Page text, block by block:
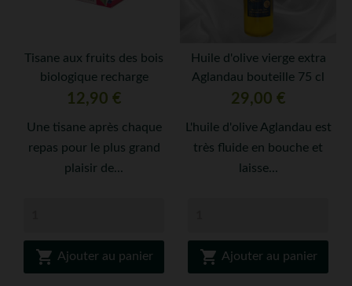
Tisane aux fruits des bois
biologique recharge
Prix
12,90 €
Une tisane après chaque
repas pour le plus grand
plaisir de...
 Ajouter au panier
Huile d'olive vierge extra
Aglandau bouteille 75 cl
Prix
29,00 €
L'huile d'olive Aglandau est
très fluide en bouche et
laisse...
 Ajouter au panier